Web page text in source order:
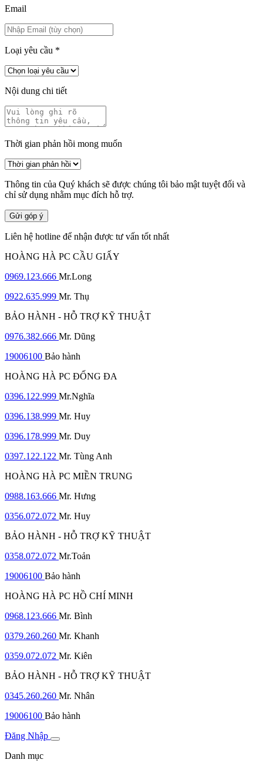
Email
Loại yêu cầu *
Nội dung chi tiết
Thời gian phản hồi mong muốn
Thông tin của Quý khách sẽ được chúng tôi bảo mật tuyệt đối và
chỉ sử dụng nhằm mục đích hỗ trợ.
Gửi góp ý
Liên hệ hotline để nhận được tư vấn tốt nhất
HOÀNG HÀ PC CẦU GIẤY
0969.123.666 Mr.Long
0922.635.999 Mr. Thụ
BẢO HÀNH - HỖ TRỢ KỸ THUẬT
0976.382.666 Mr. Dũng
19006100 Bảo hành
HOÀNG HÀ PC ĐỐNG ĐA
0396.122.999 Mr.Nghĩa
0396.138.999 Mr. Huy
0396.178.999 Mr. Duy
0397.122.122 Mr. Tùng Anh
HOÀNG HÀ PC MIỀN TRUNG
0988.163.666 Mr. Hưng
0356.072.072 Mr. Huy
BẢO HÀNH - HỖ TRỢ KỸ THUẬT
0358.072.072 Mr.Toản
19006100 Bảo hành
HOÀNG HÀ PC HỒ CHÍ MINH
0968.123.666 Mr. Bình
0379.260.260 Mr. Khanh
0359.072.072 Mr. Kiên
BẢO HÀNH - HỖ TRỢ KỸ THUẬT
0345.260.260 Mr. Nhân
19006100 Bảo hành
Đăng Nhập
Danh mục